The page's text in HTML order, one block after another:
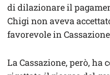
di dilazionare il
Chigi non aveva
favorevole in
La Cassazione, però, ha